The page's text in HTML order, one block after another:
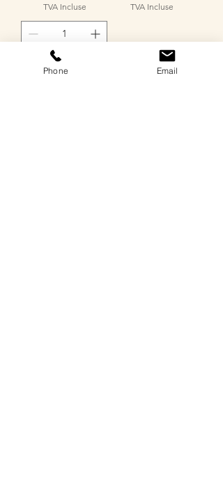
TVA Incluse
Ajouter au panier
TVA Incluse
Ajouter au panier
Phone Email